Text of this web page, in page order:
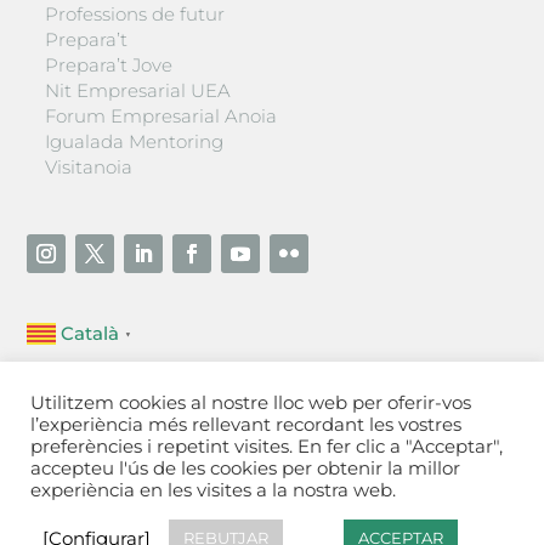
Professions de futur
Prepara’t
Prepara’t Jove
Nit Empresarial UEA
Forum Empresarial Anoia
Igualada Mentoring
Visitanoia
Català ▼
Unió Empresarial de l’Anoia (UEA)
Ctra. de Manresa, 131, 08700 – Igualada (Barcelona)
Tel 93 805 22 92
Contactar
de cookies [Configurar]
Utilitzem cookies al nostre lloc web per oferir-vos
l’experiència més rellevant recordant les vostres
preferències i repetint visites. En fer clic a "Acceptar",
accepteu l'ús de les cookies per obtenir la millor
experiència en les visites a la nostra web.
[Configurar] REBUTJAR ACCEPTAR